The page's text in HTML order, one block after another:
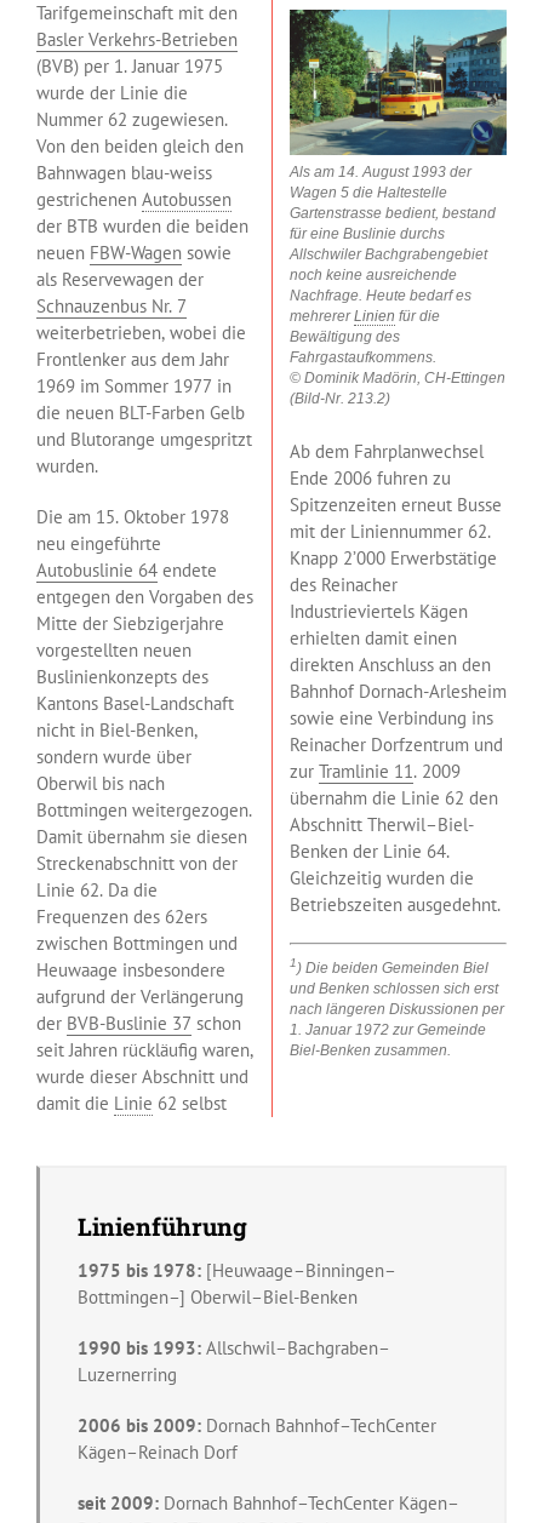
Tarifgemeinschaft mit den
Basler Verkehrs-Betrieben
(BVB) per 1. Januar 1975
wurde der Linie die
Nummer 62 zugewiesen.
Von den beiden gleich den
Bahnwagen blau-weiss
gestrichenen Autobussen
der BTB wurden die beiden
neuen FBW-Wagen sowie
als Reservewagen der
Schnauzenbus Nr. 7
weiterbetrieben, wobei die
Frontlenker aus dem Jahr
1969 im Sommer 1977 in
die neuen BLT-Farben Gelb
und Blutorange umgespritzt
wurden.
Die am 15. Oktober 1978
neu eingeführte
Autobuslinie 64 endete
entgegen den Vorgaben des
Mitte der Siebzigerjahre
vorgestellten neuen
Buslinienkonzepts des
Kantons Basel-Landschaft
nicht in Biel-Benken,
sondern wurde über
Oberwil bis nach
Bottmingen weitergezogen.
Damit übernahm sie diesen
Streckenabschnitt von der
Linie 62. Da die
Frequenzen des 62ers
zwischen Bottmingen und
Heuwaage insbesondere
aufgrund der Verlängerung
der BVB-Buslinie 37 schon
seit Jahren rückläufig waren,
wurde dieser Abschnitt und
damit die Linie 62 selbst
Als am 14. August 1993 der
Wagen 5 die Haltestelle
Gartenstrasse bedient, bestand
für eine Buslinie durchs
Allschwiler Bachgrabengebiet
noch keine ausreichende
Nachfrage. Heute bedarf es
mehrererLinien für die
Bewältigung des
Fahrgastaufkommens.
© Dominik Madörin, CH-Ettingen
(Bild-Nr. 213.2)
Ab dem Fahrplanwechsel
Ende 2006 fuhren zu
Spitzenzeiten erneut Busse
mit der Liniennummer 62.
Knapp 2’000 Erwerbstätige
des Reinacher
Industrieviertels Kägen
erhielten damit einen
direkten Anschluss an den
Bahnhof Dornach-Arlesheim
sowie eine Verbindung ins
Reinacher Dorfzentrum und
zur Tramlinie 11. 2009
übernahm die Linie 62 den
Abschnitt Therwil–Biel-
Benken der Linie 64.
Gleichzeitig wurden die
Betriebszeiten ausgedehnt.
1 ) Die beiden Gemeinden Biel
und Benken schlossen sich erst
nach längeren Diskussionen per
1. Januar 1972 zur Gemeinde
Biel-Benken zusammen.
Linienführung
1975 bis 1978: [Heuwaage–Binningen–
Bottmingen–] Oberwil–Biel-Benken
1990 bis 1993: Allschwil–Bachgraben–
Luzernerring
2006 bis 2009: Dornach Bahnhof–TechCenter
Kägen–Reinach Dorf
seit 2009: Dornach Bahnhof–TechCenter Kägen–